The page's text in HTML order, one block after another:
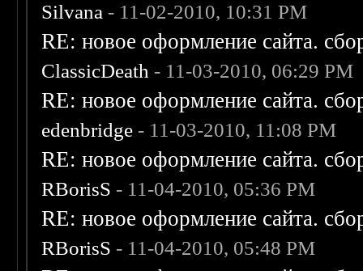
Silvana - 11-02-2010, 10:31 PM
RE: новое оформление сайта.
ClassicDeath - 11-03-2010, 06:29 PM
RE: новое оформление сайта.
edenbridge - 11-03-2010, 11:08 PM
RE: новое оформление сайта.
RBorisS - 11-04-2010, 05:36 PM
RE: новое оформление сайта.
RBorisS - 11-04-2010, 05:48 PM